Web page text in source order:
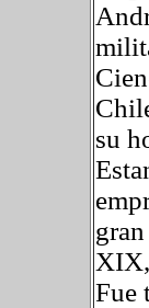
su
Fue